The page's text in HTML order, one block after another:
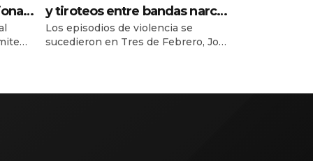
$
y tiroteos entre bandas narcos
en las últimas semanas
Los episodios de violencia se
sucedieron en Tres de Febrero, José
crece la pelea por el control del